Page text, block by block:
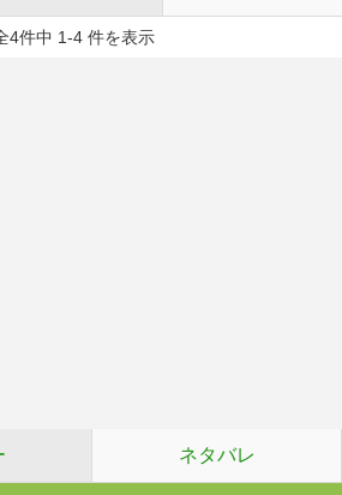
4件中 1-4 件を表示
ネタバレ